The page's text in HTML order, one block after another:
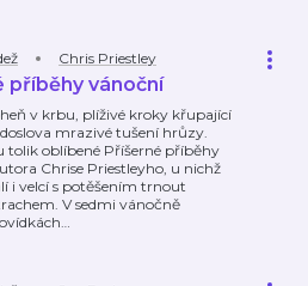
Chris Priestley
příběhy vánoční
v krbu, plíživé kroky křupající
mrazivé tušení hrůzy.
tolik oblíbené Příšerné příběhy
Chrise Priestleyho, u nichž
i velcí s potěšením trnout
V sedmi vánočně
…